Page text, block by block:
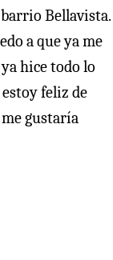
barrio Bellavista.
a que ya me
hice todo lo
feliz de
gustaría